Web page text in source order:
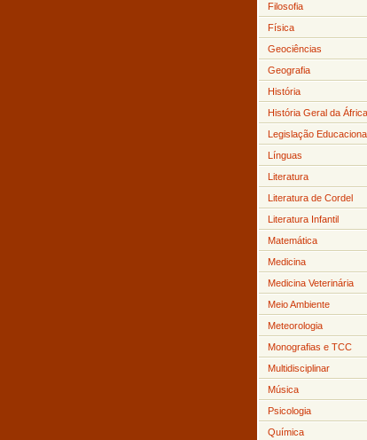
Filosofia
Física
Geociências
Geografia
História
História Geral da África
Legislação Educacional
Línguas
Literatura
Literatura de Cordel
Literatura Infantil
Matemática
Medicina
Medicina Veterinária
Meio Ambiente
Meteorologia
Monografias e TCC
Multidisciplinar
Música
Psicologia
Química